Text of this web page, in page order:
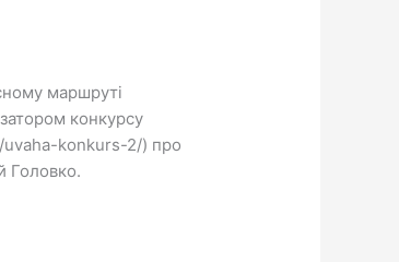
маршруті
конкурсу
uvaha-konkurs-2/) про
Головко.